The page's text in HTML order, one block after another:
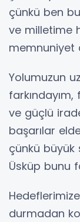
çünkü ben
ve milletime
memnuniyet
Yolumuzun
ve güçlü
başarılar
çünkü büyük
Üsküp bunu
durmadan